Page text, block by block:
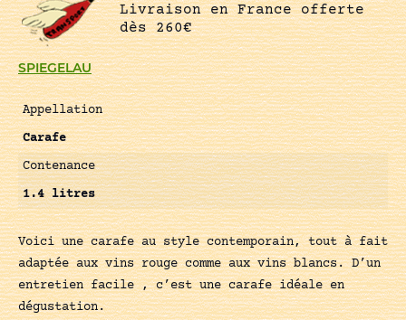
SPIEGELAU
Appellation
Carafe
Contenance
1.4 litres
Voici une carafe au style contemporain, tout à fait
adaptée aux vins rouge comme aux vins blancs. D’un
entretien facile , c’est une carafe idéale en
dégustation.
Livraison en France offerte
dès 260€